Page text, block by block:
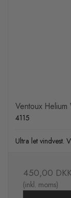
Ventoux
4115
Ultra let vindvest.
450,00
(inkl. moms)